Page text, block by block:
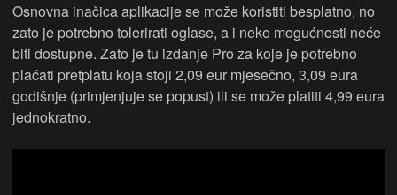
Osnovna inačica aplikacije se može koristiti besplatno, no
zato je potrebno tolerirati oglase, a i neke mogućnosti neće
biti dostupne. Zato je tu izdanje Pro za koje je potrebno
plaćati pretplatu koja stoji 2,09 eur mjesečno, 3,09 eura
godišnje (primjenjuje se popust) ili se može platiti 4,99 eura
jednokratno.